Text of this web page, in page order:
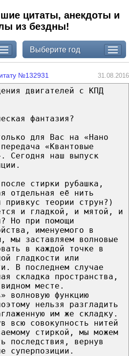
цитаты, анекдоты и
из бездны!
Выберите год
№132931 31.08.2016
двигателей с КПД
фантазия?
для Вас на «Нано
«Квантовые
Сегодня наш выпуск
стирки рубашка,
отдельная её нить
привкус теории струн?)
и гладкой, и мятой, и
Но при помощи
именуемого в
мы заставляем волновые
в каждой точке в
гладкости или
В последнем случае
складка пространства,
месте.
волновую функцию
нельзя разгладить
им же складку.
всю совокупность нитей
стиркой, мы можем
последствия, вернув
суперпозиции.